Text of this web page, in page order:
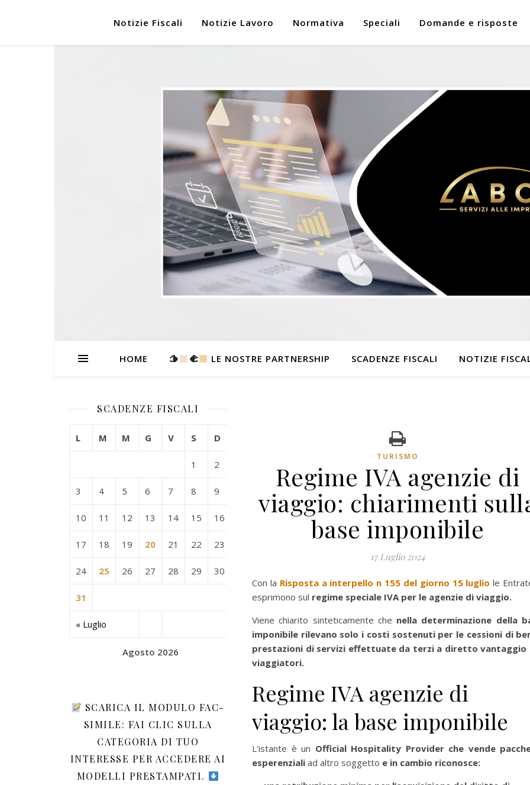
Notizie Fiscali Notizie Lavoro Normativa Speciali Domande e risposte
HOME 🫱 ‍🫲 LE NOSTRE PARTNERSHIP SCADENZE FISCALI NOTIZIE
SCADENZE FISCALI
Agosto 2026
L M M G V S D
« Luglio
1 2
3 4 5 6 7 8 9
10 11 12 13 14 15 16
17 18 19 20 21 22 23
24 25 26 27 28 29 30
31
SCARICA IL MODULO FAC-
SIMILE: FAI CLIC SULLA
CATEGORIA DI TUO
INTERESSE PER ACCEDERE AI
MODELLI PRESTAMPATI.
TURISMO
Regime IVA agenzie di
viaggio: chiarimenti
base imponibile
17 Luglio 2024
Con la Risposta a interpello n 155 del giorno 15 luglio le
esprimono sul regime speciale IVA per le agenzie di viaggio.
Viene chiarito sinteticamente che nella determinazione della
imponibile rilevano solo i costi sostenuti per le cessioni di
prestazioni di servizi effettuate da terzi a diretto vantaggio
viaggiatori.
Regime IVA agenzie di
viaggio: la base imponibile
L'istante è un Official Hospitality Provider che vende
esperenziali ad altro soggetto e in cambio riconosce: